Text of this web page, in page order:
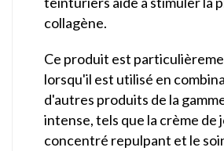
collagène.
Ce produit est
lorsqu'il est utilisé en
d'autres produits de la
intense, tels que la crème de
concentré repulpant et le